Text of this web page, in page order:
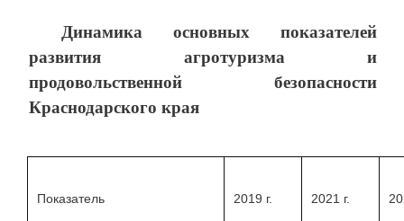
Динамика основных показателей
развития агротуризма и
продовольственной безопасности
Краснодарского края
Показатель 2019 г. 2021 г.